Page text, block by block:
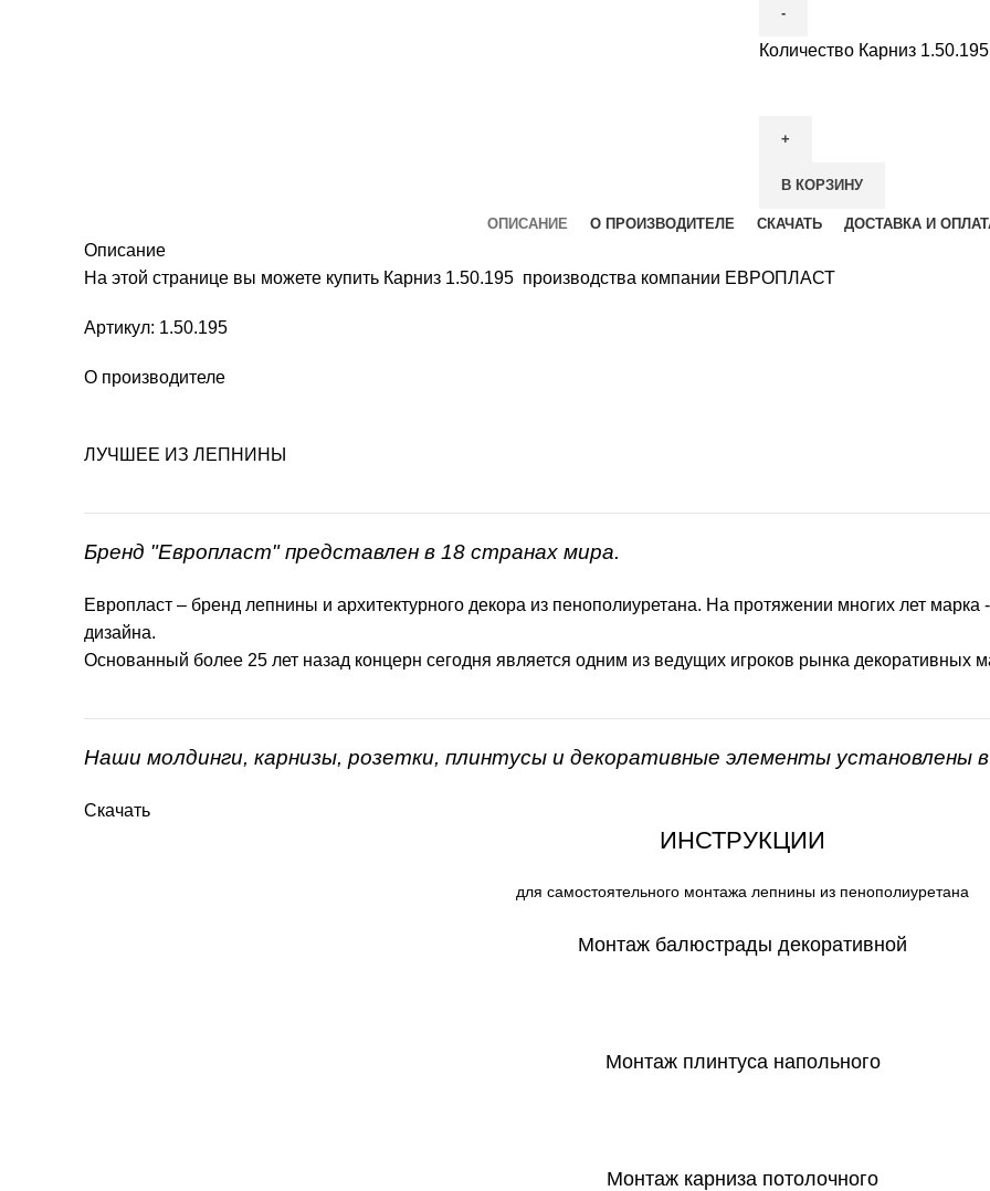
Количество Карниз 1.50.195
В КОРЗИНУ
ОПИСАНИЕ О ПРОИЗВОДИТЕЛЕ СКАЧАТЬ ДОСТАВКА И
Описание
На этой странице вы можете купить Карниз 1.50.195 производства компании ЕВРОПЛАСТ
Артикул: 1.50.195
О производителе
ЛУЧШЕЕ ИЗ ЛЕПНИНЫ
Бренд "Европласт" представлен в 18 странах мира.
Европласт – бренд лепнины и архитектурного декора из пенополиуретана. На протяжении многих лет марка
дизайна.
Основанный более 25 лет назад концерн сегодня является одним из ведущих игроков рынка декоративных
Наши молдинги, карнизы, розетки, плинтусы и декоративные элементы установлены
Скачать
ИНСТРУКЦИИ
для самостоятельного монтажа лепнины из пенополиуретана
Монтаж балюстрады декоративной
Монтаж плинтуса напольного
Монтаж карниза потолочного